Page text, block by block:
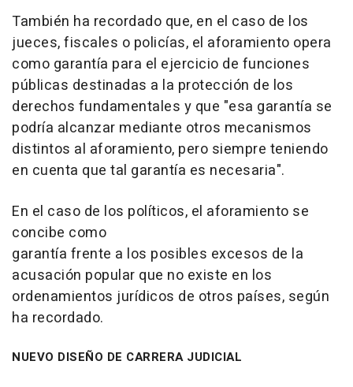
También ha recordado que, en el caso de los
jueces, fiscales o policías, el aforamiento opera
como garantía para el ejercicio de funciones
públicas destinadas a la protección de los
derechos fundamentales y que "esa garantía se
podría alcanzar mediante otros mecanismos
distintos al aforamiento, pero siempre teniendo
en cuenta que tal garantía es necesaria".
En el caso de los políticos, el aforamiento se
concibe como
garantía frente a los posibles excesos de la
acusación popular que no existe en los
ordenamientos jurídicos de otros países, según
ha recordado.
NUEVO DISEÑO DE CARRERA JUDICIAL